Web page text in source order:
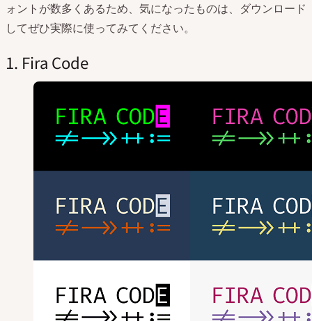
ォントが数多くあるため、気になったものは、ダウンロード
してぜひ実際に使ってみてください。
1. Fira Code